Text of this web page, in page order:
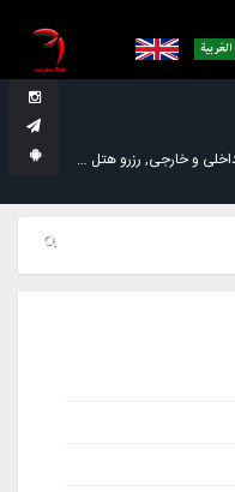
و خارجی, رزرو هتل خدمات